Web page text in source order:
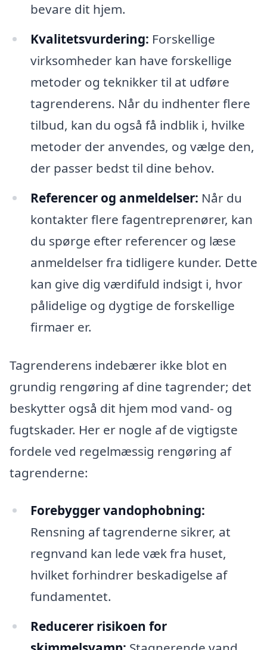
bevare dit hjem.
Kvalitetsvurdering: Forskellige
virksomheder kan have forskellige
metoder og teknikker til at udføre
tagrenderens. Når du indhenter flere
tilbud, kan du også få indblik i, hvilke
metoder der anvendes, og vælge den,
der passer bedst til dine behov.
Referencer og anmeldelser: Når du
kontakter flere fagentreprenører, kan
du spørge efter referencer og læse
anmeldelser fra tidligere kunder. Dette
kan give dig værdifuld indsigt i, hvor
pålidelige og dygtige de forskellige
firmaer er.
Tagrenderens indebærer ikke blot en
grundig rengøring af dine tagrender; det
beskytter også dit hjem mod vand- og
fugtskader. Her er nogle af de vigtigste
fordele ved regelmæssig rengøring af
tagrenderne:
Forebygger vandophobning:
Rensning af tagrenderne sikrer, at
regnvand kan lede væk fra huset,
hvilket forhindrer beskadigelse af
fundamentet.
Reducerer risikoen for